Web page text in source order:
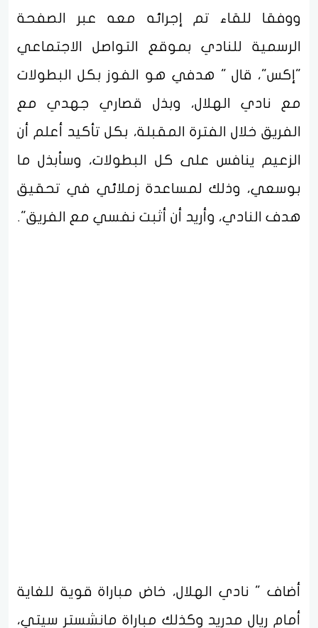
ووفقا للقاء تم إجرائه معه عبر الصفحة
الرسمية للنادي بموقع التواصل الاجتماعي
"إكس"، قال " هدفي هو الفوز بكل البطولات
مع نادي الهلال، وبذل قصاري جهدي مع
الفريق خلال الفترة المقبلة، بكل تأكيد أعلم أن
الزعيم ينافس على كل البطولات، وسأبذل ما
بوسعي، وذلك لمساعدة زملائي في تحقيق
هدف النادي، وأريد أن أثبت نفسي مع الفريق".
أضاف " نادي الهلال، خاض مباراة قوية للغاية
أمام ريال مدريد وكذلك مباراة مانشستر سيتي،